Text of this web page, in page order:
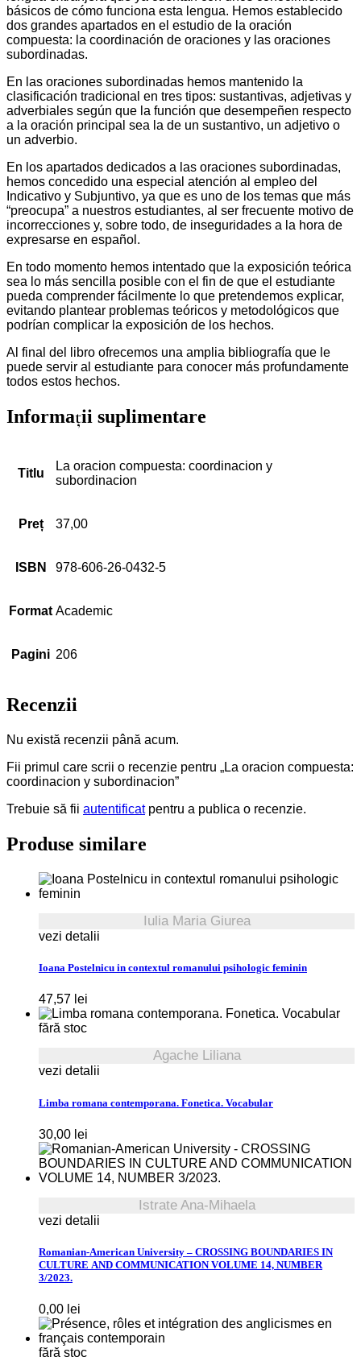
básicos de cómo funciona esta lengua. Hemos establecido
dos grandes apartados en el estudio de la oración
compuesta: la coordinación de oraciones y las oraciones
subordinadas.
En las oraciones subordinadas hemos mantenido la
clasificación tradicional en tres tipos: sustantivas, adjetivas y
adverbiales según que la función que desempeñen respecto
a la oración principal sea la de un sustantivo, un adjetivo o
un adverbio.
En los apartados dedicados a las oraciones subordinadas,
hemos concedido una especial atención al empleo del
Indicativo y Subjuntivo, ya que es uno de los temas que más
“preocupa” a nuestros estudiantes, al ser frecuente motivo de
incorrecciones y, sobre todo, de inseguridades a la hora de
expresarse en español.
En todo momento hemos intentado que la exposición teórica
sea lo más sencilla posible con el fin de que el estudiante
pueda comprender fácilmente lo que pretendemos explicar,
evitando plantear problemas teóricos y metodológicos que
podrían complicar la exposición de los hechos.
Al final del libro ofrecemos una amplia bibliografía que le
puede servir al estudiante para conocer más profundamente
todos estos hechos.
Informații suplimentare
Titlu
La oracion compuesta: coordinacion y
subordinacion
Preț 37,00
ISBN 978-606-26-0432-5
Format Academic
Pagini 206
Recenzii
Nu există recenzii până acum.
Fii primul care scrii o recenzie pentru „La oracion compuesta:
coordinacion y subordinacion”
Trebuie să fii autentificatpentru a publica o recenzie.
Produse similare
Iulia Maria Giurea
vezi detalii
Ioana Postelnicu in contextul romanului psihologic feminin
47,57 lei
fără stoc
Agache Liliana
vezi detalii
Limba romana contemporana. Fonetica. Vocabular
30,00 lei
Istrate Ana-Mihaela
vezi detalii
Romanian-American University – CROSSING BOUNDARIES IN
CULTURE AND COMMUNICATION VOLUME 14, NUMBER
3/2023.
0,00 lei
fără stoc